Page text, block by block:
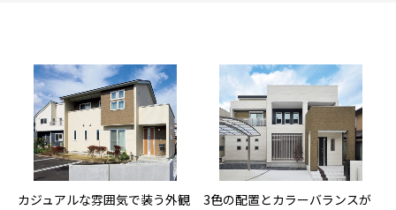
カジュアルな雰囲気で装う外観
3色の配置とカラーバランスが